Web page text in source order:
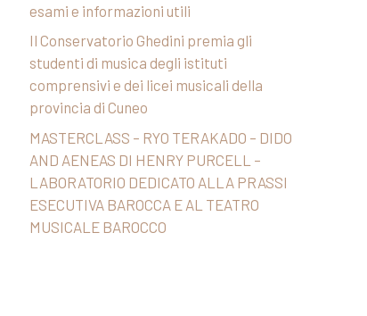
esami e informazioni utili
Il Conservatorio Ghedini premia gli
studenti di musica degli istituti
comprensivi e dei licei musicali della
provincia di Cuneo
MASTERCLASS – RYO TERAKADO – DIDO
AND AENEAS DI HENRY PURCELL –
LABORATORIO DEDICATO ALLA PRASSI
ESECUTIVA BAROCCA E AL TEATRO
MUSICALE BAROCCO